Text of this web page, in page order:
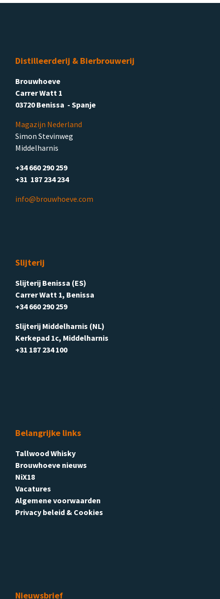
Distilleerderij & Bierbrouwerij
Brouwhoeve
Carrer Watt 1
03720 Benissa - Spanje
Magazijn Nederland
Simon Stevinweg
Middelharnis
+34 660 290 259
+31 187 234 234
info@brouwhoeve.com
Slijterij
Slijterij Benissa (ES)
Carrer Watt 1, Benissa
+34 660 290 259
Slijterij Middelharnis (NL)
Kerkepad 1c, Middelharnis
+31 187 234 100
Belangrijke links
Tallwood Whisky
Brouwhoeve nieuws
NiX18
Vacatures
Algemene voorwaarden
Privacy beleid & Cookies
Nieuwsbrief